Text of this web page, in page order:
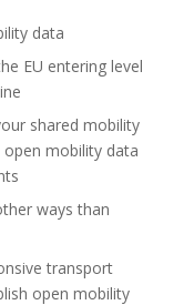
data
EU entering level
shared mobility
mobility data
ways than
transport
open mobility